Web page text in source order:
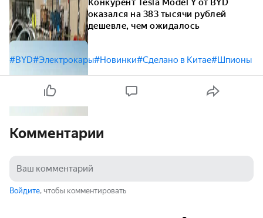
Конкурент Tesla Model Y от BYD
оказался на 383 тысячи рублей
дешевле, чем ожидалось
#BYD#Электрокары#Новинки#Сделано в Китае#Шпионы
Комментарии
Войдите, чтобы комментировать